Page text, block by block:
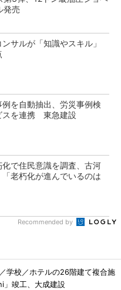
発売
サルが「知識やスキル」
を自動抽出、労災事例検
スを連携 東急建設
で住民意識を調査、古河
老朽化が進んでいるのは
Recommended by
学校／ホテルの26階建て複合施
竣工、大成建設